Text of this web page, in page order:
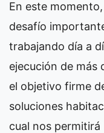
En este
desafío
trabajando día a
ejecución de más
el objetivo firme
soluciones
cual nos